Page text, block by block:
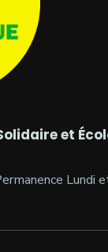
et
Lundi